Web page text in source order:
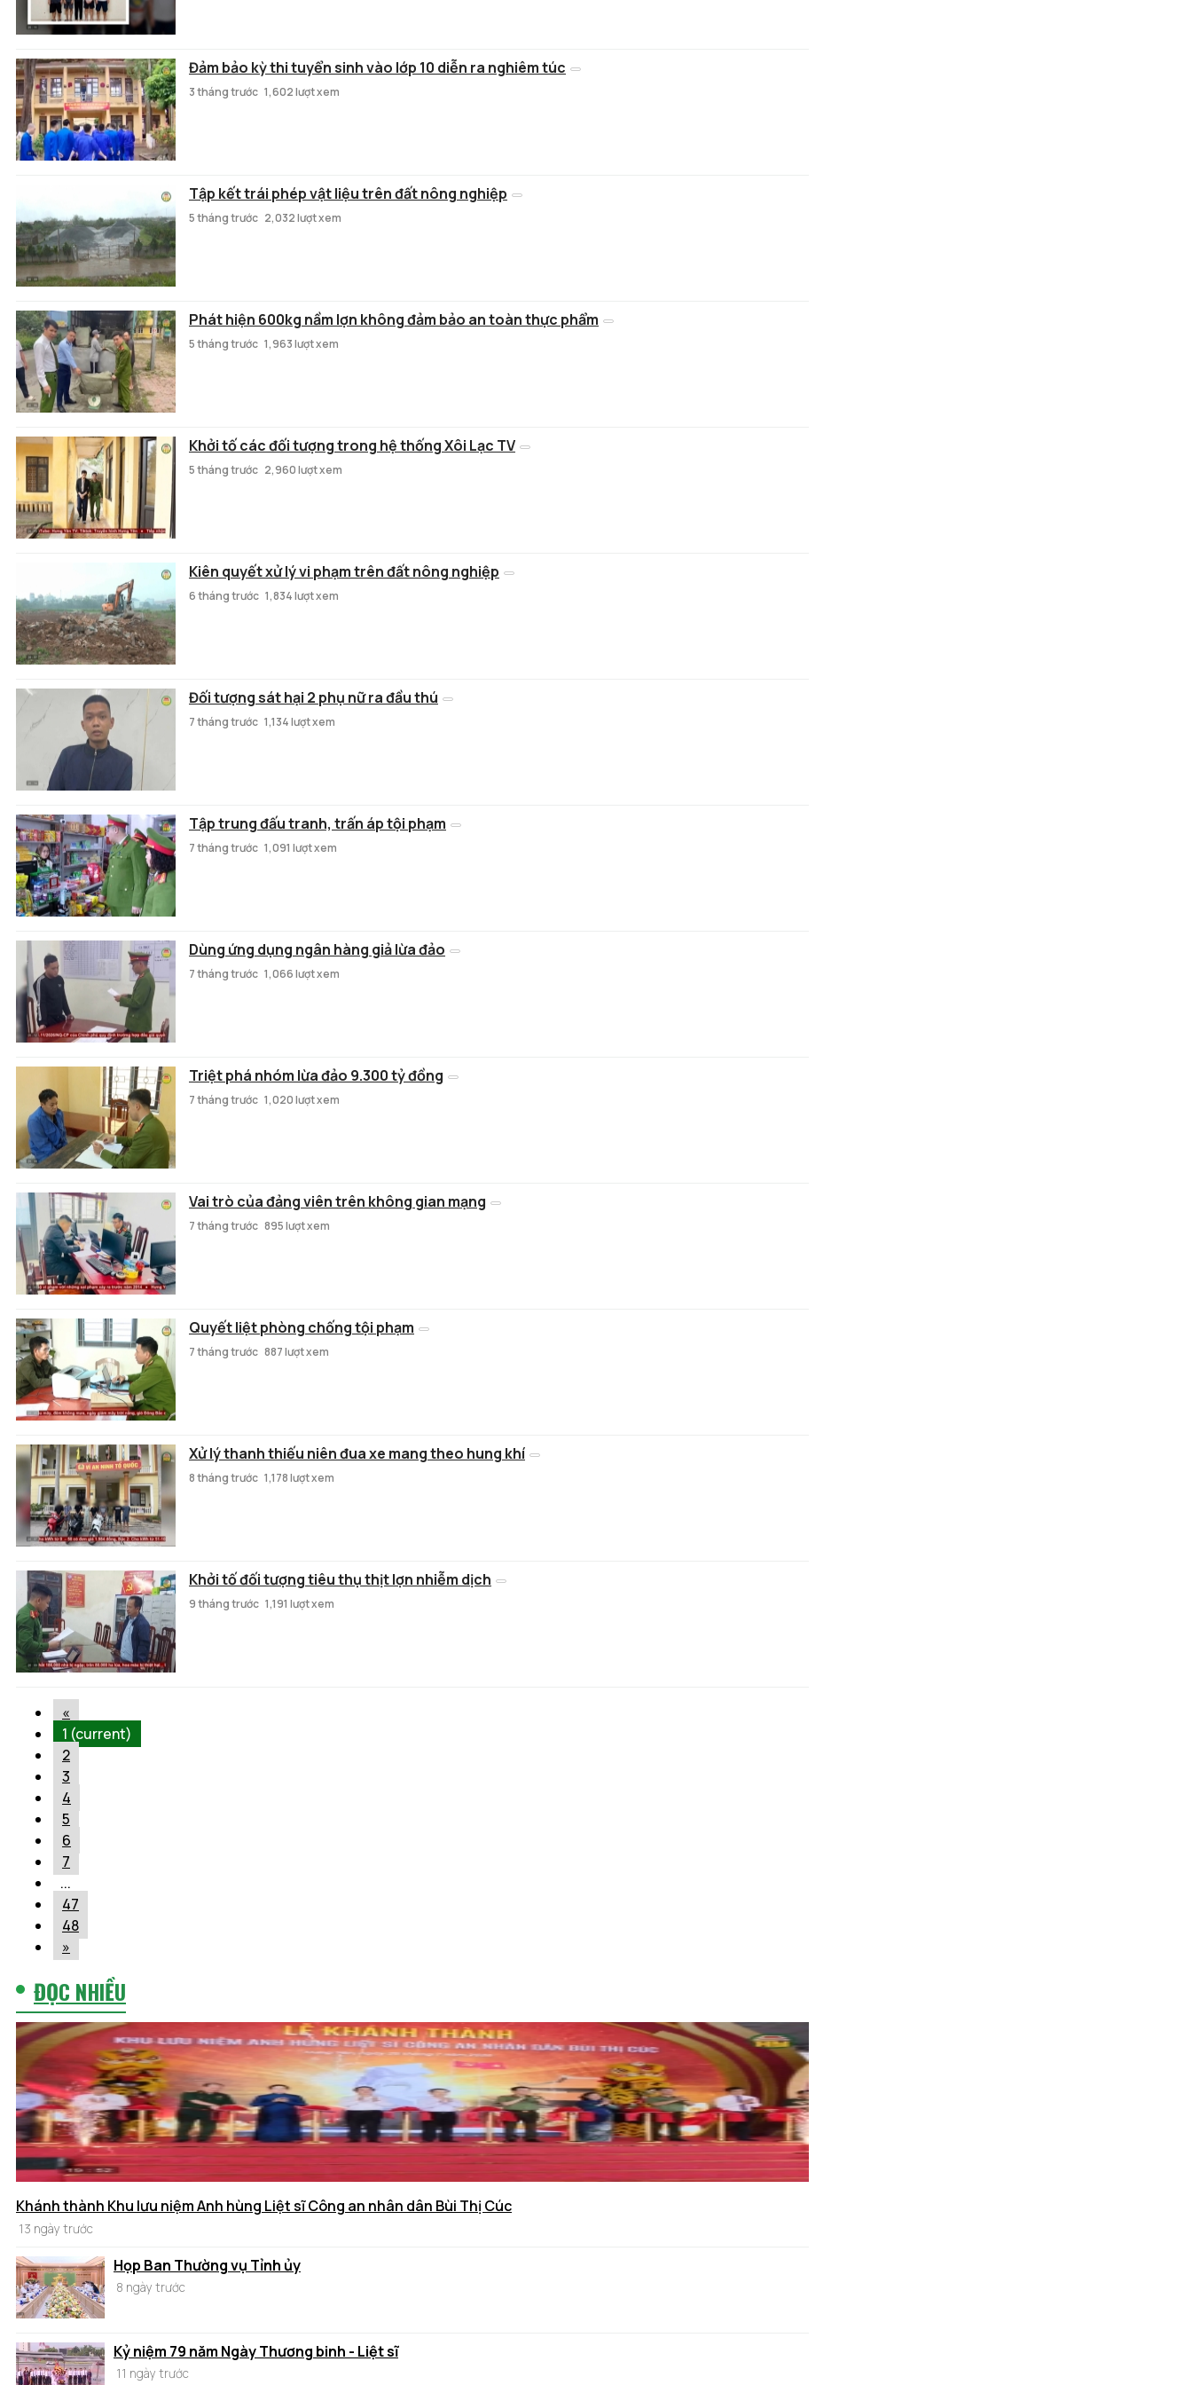
Đảm bảo kỳ thi tuyển sinh vào lớp 10 diễn ra nghiêm túc
3 tháng trước 1,602 lượt xem
Tập kết trái phép vật liệu trên đất nông nghiệp
5 tháng trước 2,032 lượt xem
Phát hiện 600kg nầm lợn không đảm bảo an toàn thực phẩm
5 tháng trước 1,963 lượt xem
Khởi tố các đối tượng trong hệ thống Xôi Lạc TV
5 tháng trước 2,960 lượt xem
Kiên quyết xử lý vi phạm trên đất nông nghiệp
6 tháng trước 1,834 lượt xem
Đối tượng sát hại 2 phụ nữ ra đầu thú
7 tháng trước 1,134 lượt xem
Tập trung đấu tranh, trấn áp tội phạm
7 tháng trước 1,091 lượt xem
Dùng ứng dụng ngân hàng giả lừa đảo
7 tháng trước 1,066 lượt xem
Triệt phá nhóm lừa đảo 9.300 tỷ đồng
7 tháng trước 1,020 lượt xem
Vai trò của đảng viên trên không gian mạng
7 tháng trước 895 lượt xem
Quyết liệt phòng chống tội phạm
7 tháng trước 887 lượt xem
Xử lý thanh thiếu niên đua xe mang theo hung khí
8 tháng trước 1,178 lượt xem
Khởi tố đối tượng tiêu thụ thịt lợn nhiễm dịch
9 tháng trước 1,191 lượt xem
«
1 (current)
2
3
4
5
6
7
...
47
48
»
ĐỌC NHIỀU
Khánh thành Khu lưu niệm Anh hùng Liệt sĩ Công an nhân dân Bùi Thị Cúc
13 ngày trước
Họp Ban Thường vụ Tỉnh ủy
8 ngày trước
Kỷ niệm 79 năm Ngày Thương binh - Liệt sĩ
11 ngày trước